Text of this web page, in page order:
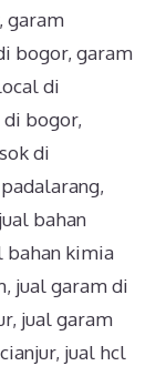
, garam
bogor, garam
di
di bogor,
di
,
jual bahan
bahan kimia
, jual garam di
, jual garam
, jual hcl